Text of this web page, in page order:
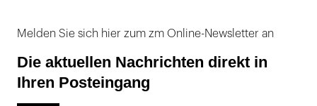
Melden Sie sich hier zum zm Online-Newsletter an
Die aktuellen Nachrichten direkt in
Ihren Posteingang